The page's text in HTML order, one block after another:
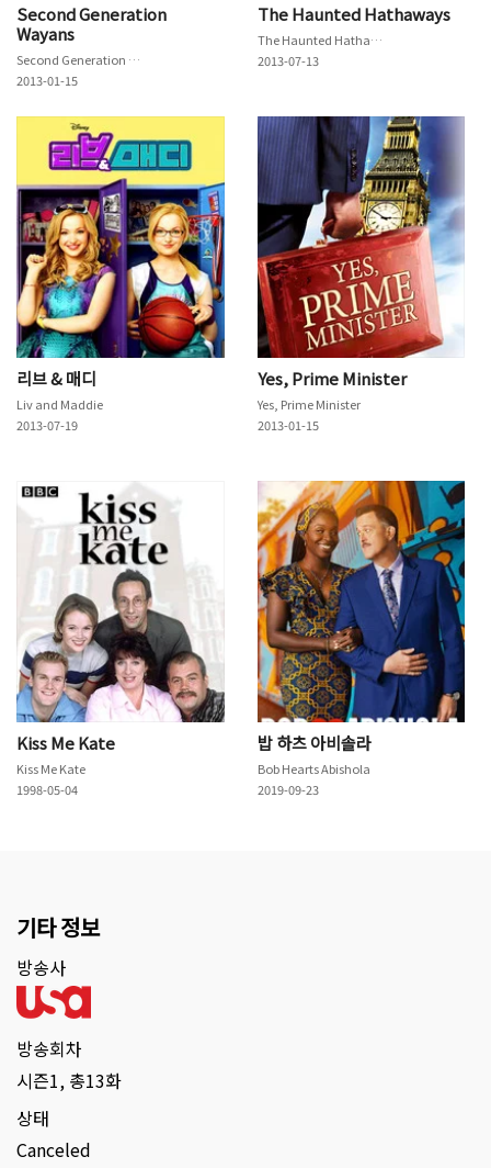
Second Generation
Wayans
Second Generation Wayans
2013-01-15
The Haunted Hathaways
The Haunted Hathaways
2013-07-13
리브 & 매디
Liv and Maddie
2013-07-19
Yes, Prime Minister
Yes, Prime Minister
2013-01-15
Kiss Me Kate
Kiss Me Kate
1998-05-04
밥 하츠 아비솔라
Bob Hearts Abishola
2019-09-23
기타 정보
방송사
방송회차
시즌1, 총13화
상태
Canceled